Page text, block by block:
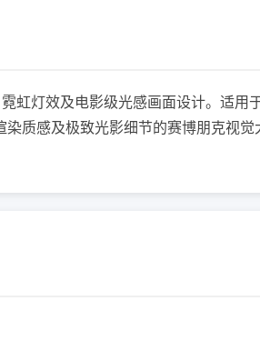
虹灯效及电影级光感画面设计。适用
质感及极致光影细节的赛博朋克视